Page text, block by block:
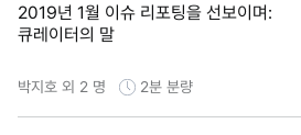
2019년 1월 이슈 리포팅을 선보이며:
큐레이터의 말
박지호 외 2 명 2분 분량